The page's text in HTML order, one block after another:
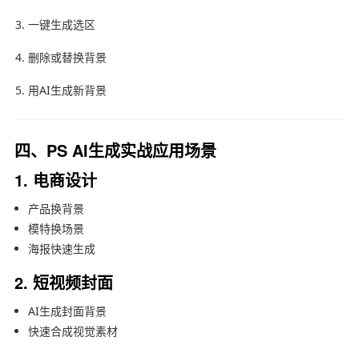
一键生成选区
删除或替换背景
用AI生成新背景
四、PS AI生成实战应用场景
1. 电商设计
产品换背景
模特换场景
海报快速生成
2. 短视频封面
AI生成封面背景
快速合成视觉素材